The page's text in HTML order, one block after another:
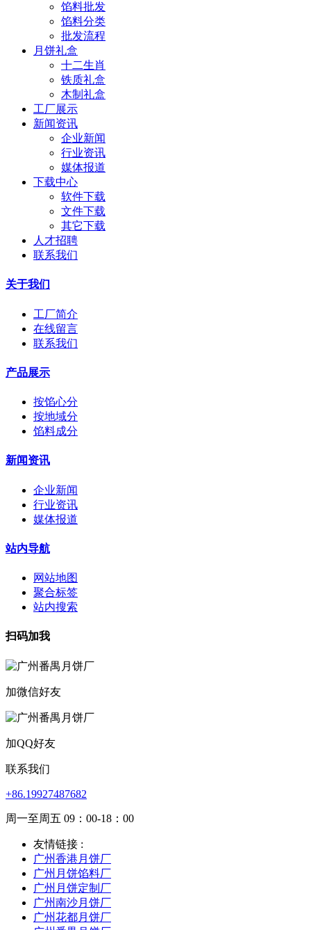
馅料批发
馅料分类
批发流程
月饼礼盒
十二生肖
铁质礼盒
木制礼盒
工厂展示
新闻资讯
企业新闻
行业资讯
媒体报道
下载中心
软件下载
文件下载
其它下载
人才招聘
联系我们
关于我们
工厂简介
在线留言
联系我们
产品展示
按馅心分
按地域分
馅料成分
新闻资讯
企业新闻
行业资讯
媒体报道
站内导航
网站地图
聚合标签
站内搜索
扫码加我
加微信好友
加QQ好友
联系我们
+86.19927487682
周一至周五 09：00-18：00
友情链接 :
广州香港月饼厂
广州月饼馅料厂
广州月饼定制厂
广州南沙月饼厂
广州花都月饼厂